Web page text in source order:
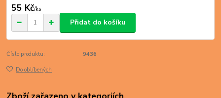
55 Kč/ks
Přidat do košíku
Číslo produktu: 9436
Do oblíbených